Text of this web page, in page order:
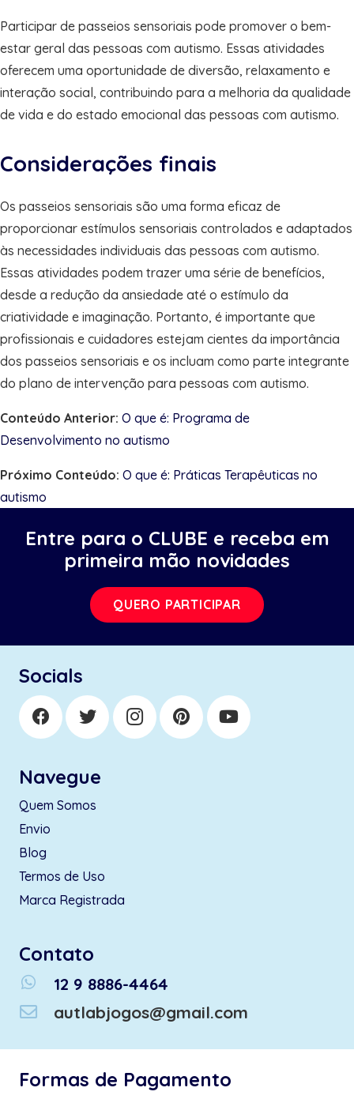
Participar de passeios sensoriais pode promover o bem-
estar geral das pessoas com autismo. Essas atividades
oferecem uma oportunidade de diversão, relaxamento e
interação social, contribuindo para a melhoria da qualidade
de vida e do estado emocional das pessoas com autismo.
Considerações finais
Os passeios sensoriais são uma forma eficaz de
proporcionar estímulos sensoriais controlados e adaptados
às necessidades individuais das pessoas com autismo.
Essas atividades podem trazer uma série de benefícios,
desde a redução da ansiedade até o estímulo da
criatividade e imaginação. Portanto, é importante que
profissionais e cuidadores estejam cientes da importância
dos passeios sensoriais e os incluam como parte integrante
do plano de intervenção para pessoas com autismo.
Conteúdo Anterior: O que é: Programa de
Desenvolvimento no autismo
Próximo Conteúdo: O que é: Práticas Terapêuticas no
autismo
Entre para o CLUBE e receba em
primeira mão novidades
QUERO PARTICIPAR
Socials
Navegue
Quem Somos
Envio
Blog
Termos de Uso
Marca Registrada
Contato
whatsapp
12 9 8886-4464
autlabjogos@gmail.com
Formas de Pagamento